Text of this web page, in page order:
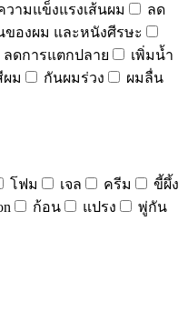
วามแข็งแรงเส้นผม
ลด
องผม และหนังศีรษะ
ลดการแตกปลาย
เพิ่มน้ำ
ม กันผมร่วง
ผมลื่น
โฟม เจล ครีม
ขี้ผึ้ง
ก้อน แปรง
พู่กัน